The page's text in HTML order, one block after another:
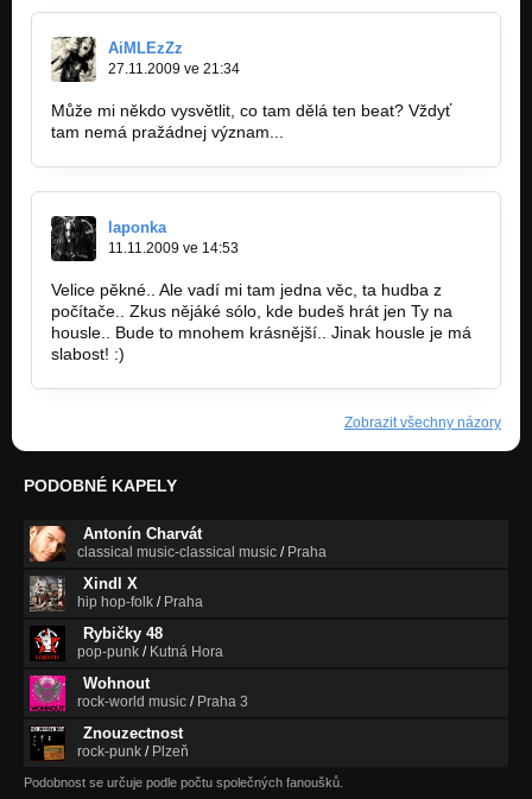
AiMLEzZz
27.11.2009 ve 21:34
Může mi někdo vysvětlit, co tam dělá ten beat? Vždyť
tam nemá pražádnej význam...
laponka
11.11.2009 ve 14:53
Velice pěkné.. Ale vadí mi tam jedna věc, ta hudba z
počítače.. Zkus nějáké sólo, kde budeš hrát jen Ty na
housle.. Bude to mnohem krásnější.. Jinak housle je má
slabost! :)
Zobrazit všechny názory
PODOBNÉ KAPELY
Antonín Charvát
classical music-classical music / Praha
Xindl X
hip hop-folk / Praha
Rybičky 48
pop-punk / Kutná Hora
Wohnout
rock-world music / Praha 3
Znouzectnost
rock-punk / Plzeň
Podobnost se určuje podle počtu společných fanoušků.